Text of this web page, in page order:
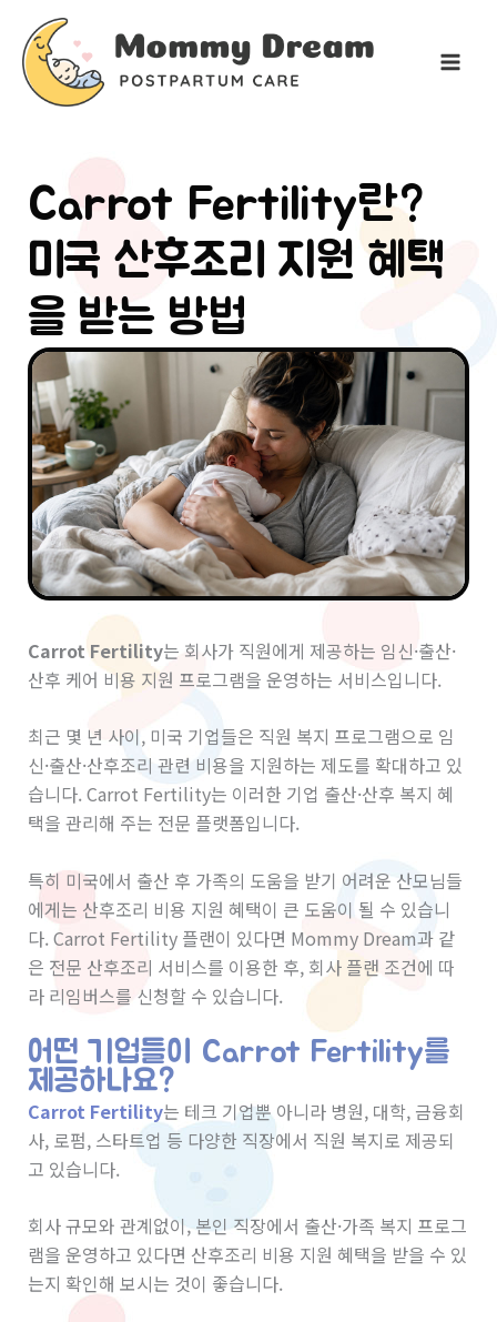
Carrot Fertility란?
미국 산후조리 지원 혜택
을 받는 방법
Carrot Fertility는 회사가 직원에게 제공하는 임신·출산·
산후 케어 비용 지원 프로그램을 운영하는 서비스입니다.
최근 몇 년 사이, 미국 기업들은 직원 복지 프로그램으로 임
신·출산·산후조리 관련 비용을 지원하는 제도를 확대하고 있
습니다. Carrot Fertility는 이러한 기업 출산·산후 복지 혜
택을 관리해 주는 전문 플랫폼입니다.
특히 미국에서 출산 후 가족의 도움을 받기 어려운 산모님들
에게는 산후조리 비용 지원 혜택이 큰 도움이 될 수 있습니
다. Carrot Fertility 플랜이 있다면 Mommy Dream과 같
은 전문 산후조리 서비스를 이용한 후, 회사 플랜 조건에 따
라 리임버스를 신청할 수 있습니다.
어떤 기업들이 Carrot Fertility를
제공하나요?
Carrot Fertility는 테크 기업뿐 아니라 병원, 대학, 금융회
사, 로펌, 스타트업 등 다양한 직장에서 직원 복지로 제공되
고 있습니다.
회사 규모와 관계없이, 본인 직장에서 출산·가족 복지 프로그
램을 운영하고 있다면 산후조리 비용 지원 혜택을 받을 수 있
는지 확인해 보시는 것이 좋습니다.